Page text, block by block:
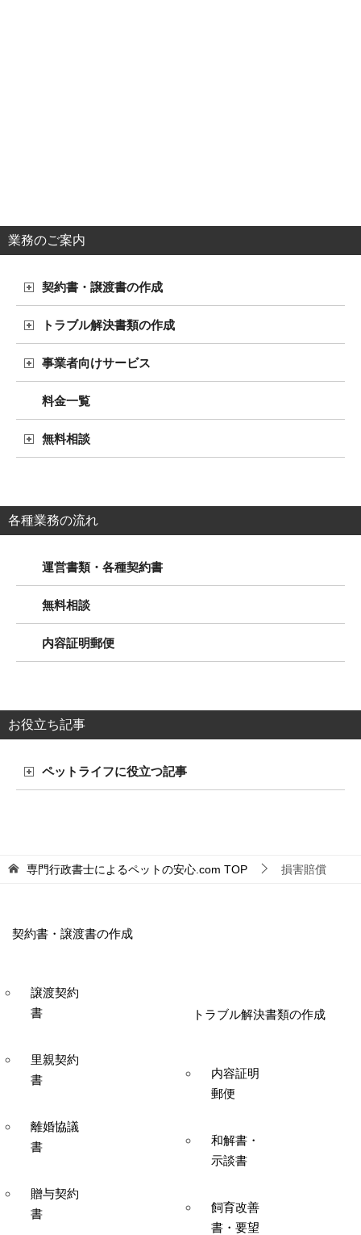
業務のご案内
契約書・譲渡書の作成
トラブル解決書類の作成
事業者向けサービス
料金一覧
無料相談
各種業務の流れ
運営書類・各種契約書
無料相談
内容証明郵便
お役立ち記事
ペットライフに役立つ記事
専門行政書士によるペットの安心.com TOP 損害賠償
契約書・譲渡書の作成
譲渡契約
書
里親契約
書
離婚協議
書
贈与契約
書
トラブル解決書類の作成
内容証明
郵便
和解書・
示談書
飼育改善
書・要望